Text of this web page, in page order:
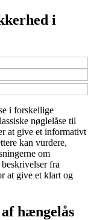
i
i forskellige
nøglelåse til
at give et informativt
kan vurdere,
om
fra
at give et klart og
hængelås